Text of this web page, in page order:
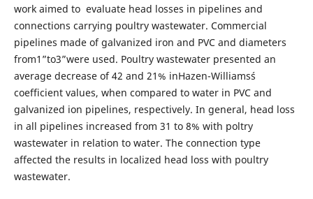
work aimed to evaluate head losses in pipelines and
connections carrying poultry wastewater. Commercial
pipelines made of galvanized iron and PVC and diameters
from1”to3”were used. Poultry wastewater presented an
average decrease of 42 and 21% inHazen-Williams´s
coefficient values, when compared to water in PVC and
galvanized ion pipelines, respectively. In general, head loss
in all pipelines increased from 31 to 8% with poltry
wastewater in relation to water. The connection type
affected the results in localized head loss with poultry
wastewater.